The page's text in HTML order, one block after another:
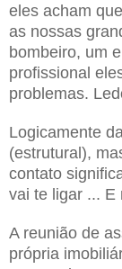
eles acham
as nossas
bombeiro, um
profissional
problemas.
Logicamente
(estrutural),
contato
vai te ligar ... E
A reunião de
própria